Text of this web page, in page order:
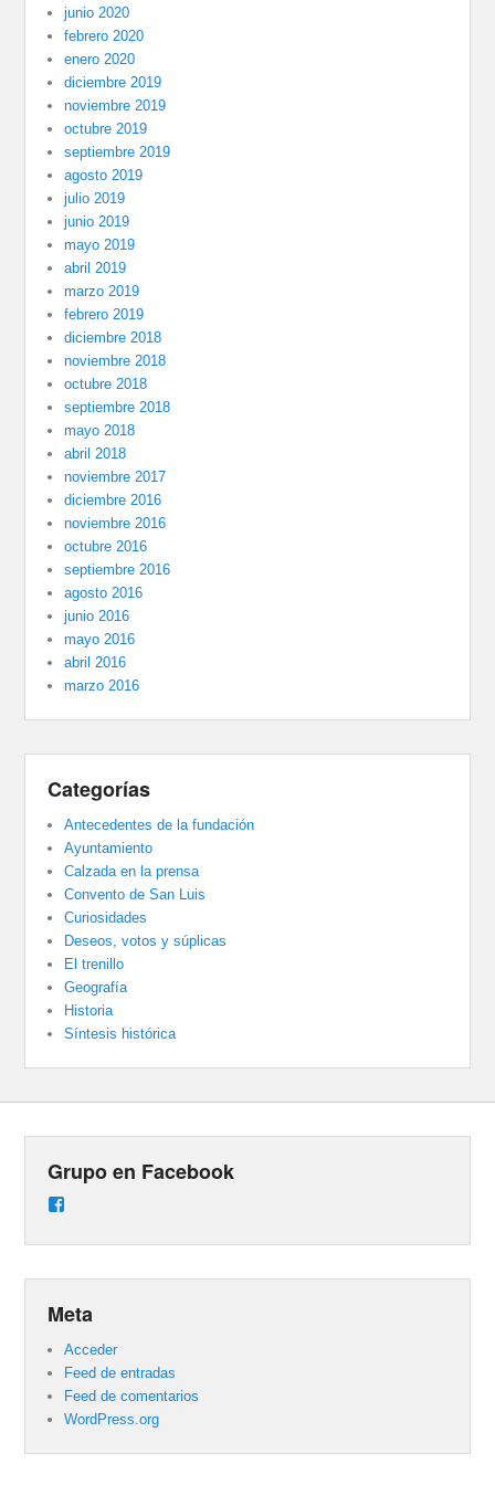
junio 2020
febrero 2020
enero 2020
diciembre 2019
noviembre 2019
octubre 2019
septiembre 2019
agosto 2019
julio 2019
junio 2019
mayo 2019
abril 2019
marzo 2019
febrero 2019
diciembre 2018
noviembre 2018
octubre 2018
septiembre 2018
mayo 2018
abril 2018
noviembre 2017
diciembre 2016
noviembre 2016
octubre 2016
septiembre 2016
agosto 2016
junio 2016
mayo 2016
abril 2016
marzo 2016
Categorías
Antecedentes de la fundación
Ayuntamiento
Calzada en la prensa
Convento de San Luis
Curiosidades
Deseos, votos y súplicas
El trenillo
Geografía
Historia
Síntesis histórica
Grupo en Facebook
en
Meta
Acceder
Feed de entradas
Feed de comentarios
WordPress.org